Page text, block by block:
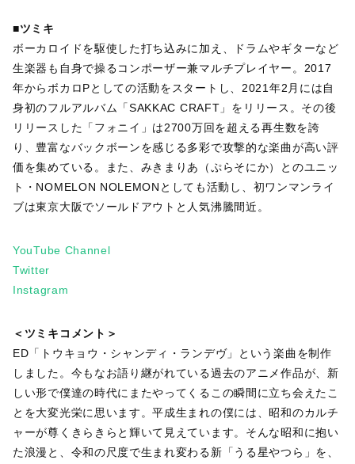
■ツミキ
ボーカロイドを駆使した打ち込みに加え、ドラムやギターなど
生楽器も自身で操るコンポーザー兼マルチプレイヤー。2017
年からボカロPとしての活動をスタートし、2021年2月には自
身初のフルアルバム「SAKKAC CRAFT」をリリース。その後
リリースした「フォニイ」は2700万回を超える再生数を誇
り、豊富なバックボーンを感じる多彩で攻撃的な楽曲が高い評
価を集めている。また、みきまりあ（ぷらそにか）とのユニッ
ト・NOMELON NOLEMONとしても活動し、初ワンマンライ
ブは東京大阪でソールドアウトと人気沸騰間近。
YouTube Channel
Twitter
Instagram
＜ツミキコメント＞
ED「トウキョウ・シャンディ・ランデヴ」という楽曲を制作
しました。今もなお語り継がれている過去のアニメ作品が、新
しい形で僕達の時代にまたやってくるこの瞬間に立ち会えたこ
とを大変光栄に思います。平成生まれの僕には、昭和のカルチ
ャーが尊くきらきらと輝いて見えています。そんな昭和に抱い
た浪漫と、令和の尺度で生まれ変わる新「うる星やつら」を、